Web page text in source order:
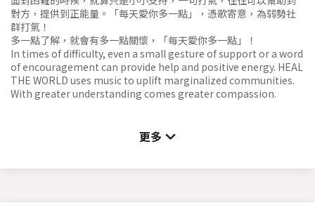
對方，提供到正能量。「每天愛你多一點」，憑歌寄意，為弱勢社
群打氣！
多一點了解，就會有多一點關懷，「每天愛你多一點」！
In times of difficulty, even a small gesture of support or a word
of encouragement can provide help and positive energy. HEAL
THE WORLD uses music to uplift marginalized communities.
With greater understanding comes greater compassion.
更多